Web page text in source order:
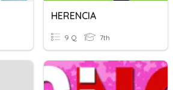
HERENCIA
9 Q 7th